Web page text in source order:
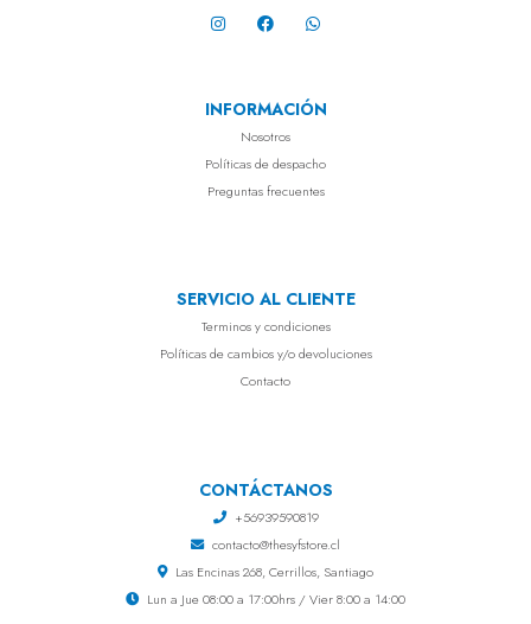
INFORMACIÓN
Nosotros
Políticas de despacho
Preguntas frecuentes
SERVICIO AL CLIENTE
Terminos y condiciones
Políticas de cambios y/o devoluciones
Contacto
CONTÁCTANOS
+56939590819
contacto@thesyfstore.cl
Las Encinas 268, Cerrillos, Santiago
Lun a Jue 08:00 a 17:00hrs / Vier 8:00 a 14:00